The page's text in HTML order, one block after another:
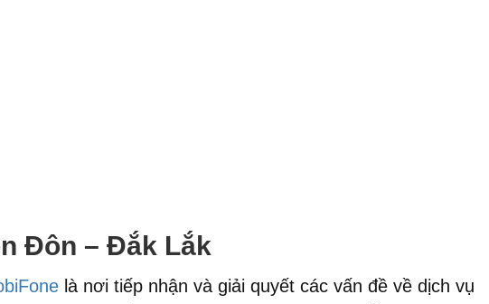
Đôn – Đắk Lắk
là nơi tiếp nhận và giải quyết các vấn đề về dịch vụ